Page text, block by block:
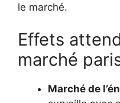
le marché.
Effets
marché
Marché de